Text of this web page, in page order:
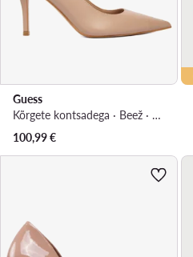
Guess
Kõrgete kontsadega · Beež · 9 cm
100,99€